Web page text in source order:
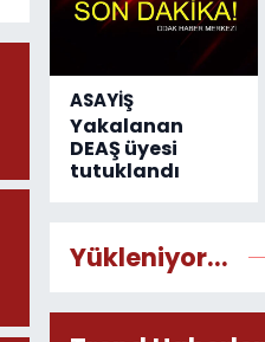
ASAYİŞ
Yakalanan
DEAŞ üyesi
tutuklandı
Yükleniyor...